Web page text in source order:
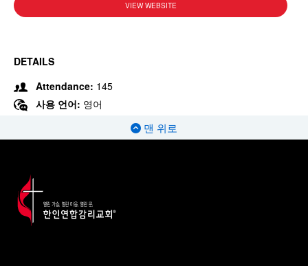
VIEW WEBSITE
DETAILS
Attendance: 145
사용 언어: 영어
맨 위로